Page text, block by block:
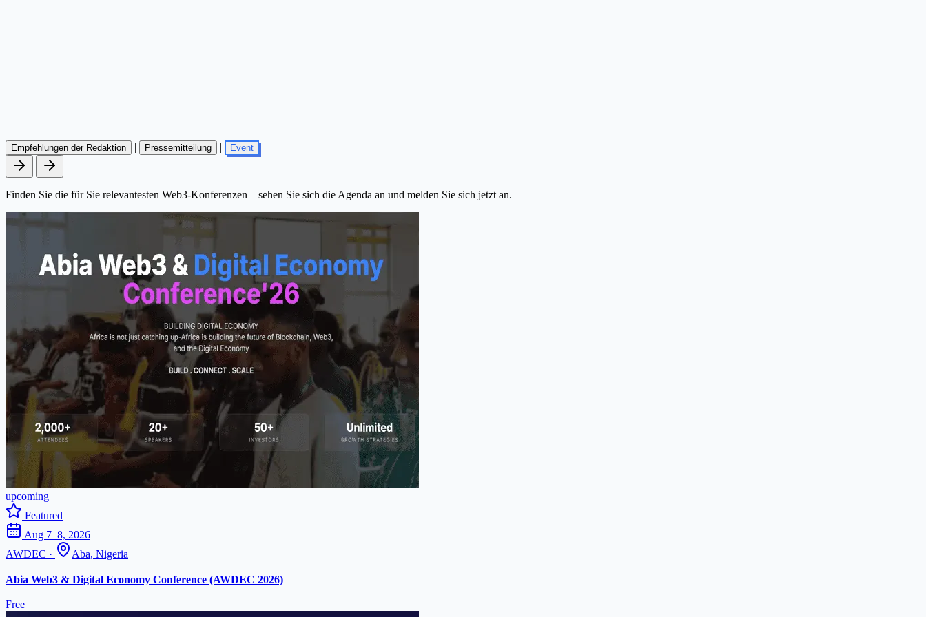
Empfehlungen der Redaktion | Pressemitteilung | Event
Finden Sie die für Sie relevantesten Web3-Konferenzen – sehen Sie sich die Agenda an und melden Sie sich jetzt an.
upcoming
Featured
Aug 7–8, 2026
AWDEC · Aba, Nigeria
Abia Web3 & Digital Economy Conference (AWDEC 2026)
Free